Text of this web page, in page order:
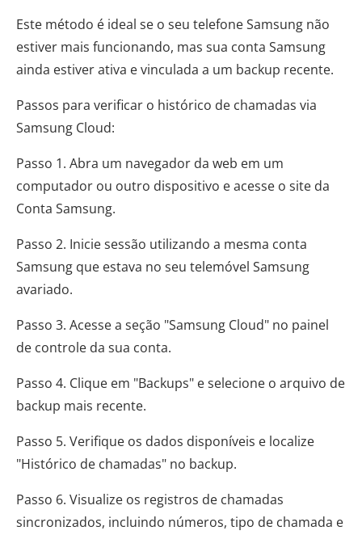
Este método é ideal se o seu telefone Samsung não
estiver mais funcionando, mas sua conta Samsung
ainda estiver ativa e vinculada a um backup recente.
Passos para verificar o histórico de chamadas via
Samsung Cloud:
Passo 1. Abra um navegador da web em um
computador ou outro dispositivo e acesse o site da
Conta Samsung.
Passo 2. Inicie sessão utilizando a mesma conta
Samsung que estava no seu telemóvel Samsung
avariado.
Passo 3. Acesse a seção "Samsung Cloud" no painel
de controle da sua conta.
Passo 4. Clique em "Backups" e selecione o arquivo de
backup mais recente.
Passo 5. Verifique os dados disponíveis e localize
"Histórico de chamadas" no backup.
Passo 6. Visualize os registros de chamadas
sincronizados, incluindo números, tipo de chamada e